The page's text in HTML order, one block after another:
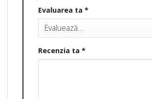
Evaluarea ta *
Recenzia ta *